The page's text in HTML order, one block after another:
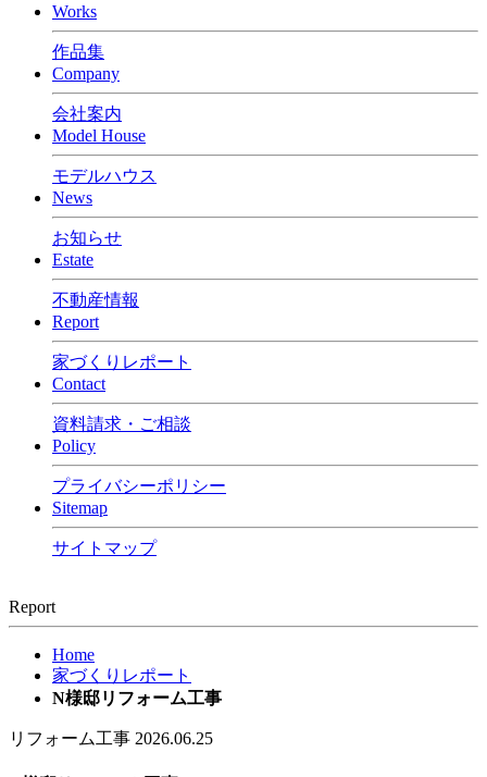
Works
作品集
Company
会社案内
Model House
モデルハウス
News
お知らせ
Estate
不動産情報
Report
家づくりレポート
Contact
資料請求・ご相談
Policy
プライバシーポリシー
Sitemap
サイトマップ
Report
Home
家づくりレポート
N様邸リフォーム工事
リフォーム工事 2026.06.25